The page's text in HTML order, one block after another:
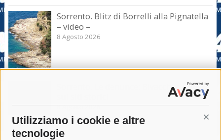
Utilizziamo i cookie e altre
tecnologie
Sorrento. Blitz di Borrelli alla Pignatella
– video –
8 Agosto 2026
Sorrento. Le denunce: Bivacchi e rifiuti
8 Agosto 2026